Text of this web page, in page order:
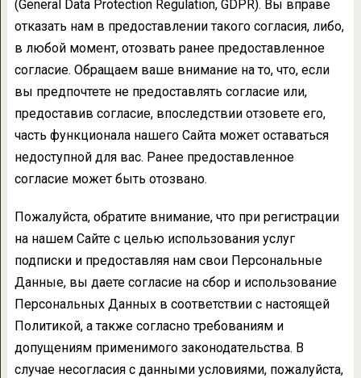
(General Data Protection Regulation, GDPR). Вы вправе
отказать нам в предоставлении такого согласия, либо,
в любой момент, отозвать ранее предоставленное
согласие. Обращаем ваше внимание на то, что, если
вы предпочтете не предоставлять согласие или,
предоставив согласие, впоследствии отзовете его,
часть функционала нашего Сайта может оставаться
недоступной для вас. Ранее предоставленное
согласие может быть отозвано.
Пожалуйста, обратите внимание, что при регистрации
на нашем Сайте с целью использования услуг
подписки и предоставляя нам свои Персональные
Данные, вы даете согласие на сбор и использование
Персональных Данных в соответствии с настоящей
Политикой, а также согласно требованиям и
допущениям применимого законодательства. В
случае несогласия с данными условиями, пожалуйста,